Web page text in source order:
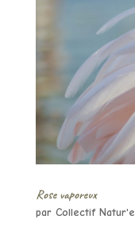
Rose vaporeux
par Collectif